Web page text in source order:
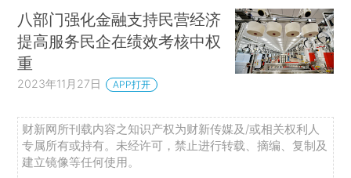
八部门强化金融支持民营经济
提高服务民企在绩效考核中权
重
2023年11月27日 APP打开
财新网所刊载内容之知识产权为财新传媒及/或相关权利人
专属所有或持有。未经许可，禁止进行转载、摘编、复制及
建立镜像等任何使用。